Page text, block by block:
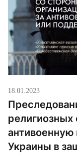
18.01.2023
религиозных
Украины в